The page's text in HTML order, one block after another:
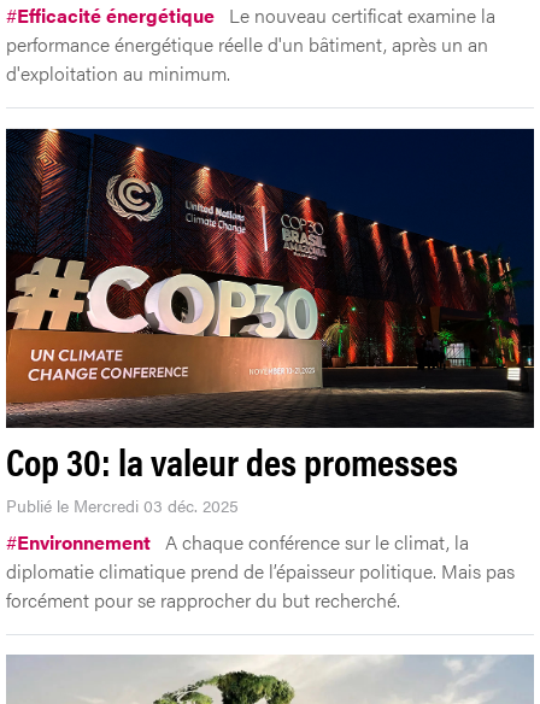
#Efficacité énergétique Le nouveau certificat examine la
performance énergétique réelle d'un bâtiment, après un an
d'exploitation au minimum.
Cop 30: la valeur des promesses
Publié le Mercredi 03 déc. 2025
#Environnement A chaque conférence sur le climat, la
diplomatie climatique prend de l’épaisseur politique. Mais pas
forcément pour se rapprocher du but recherché.